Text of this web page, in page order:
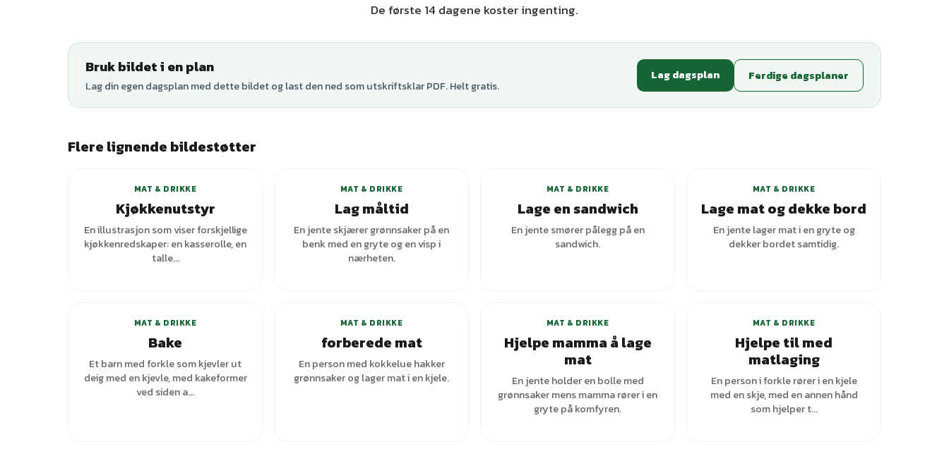
De første 14 dagene koster ingenting.
Bruk bildet i en plan
Lag din egen dagsplan med dette bildet og last den ned som utskriftsklar PDF. Helt gratis.
Lag dagsplan Ferdige dagsplaner
Flere lignende bildestøtter
MAT & DRIKKE
Kjøkkenutstyr
En illustrasjon som viser forskjellige
kjøkkenredskaper: en kasserolle, en
talle...
MAT & DRIKKE
Lag måltid
En jente skjærer grønnsaker på en
benk med en gryte og en visp i
nærheten.
MAT & DRIKKE
Lage en sandwich
En jente smører pålegg på en
sandwich.
MAT & DRIKKE
Lage mat og dekke bord
En jente lager mat i en gryte og
dekker bordet samtidig.
MAT & DRIKKE
Bake
Et barn med forkle som kjevler ut
deig med en kjevle, med kakeformer
ved siden a...
MAT & DRIKKE
forberede mat
En person med kokkelue hakker
grønnsaker og lager mat i en kjele.
MAT & DRIKKE
Hjelpe mamma å lage
mat
En jente holder en bolle med
grønnsaker mens mamma rører i en
gryte på komfyren.
MAT & DRIKKE
Hjelpe til med
matlaging
En person i forkle rører i en kjele
med en skje, med en annen hånd
som hjelper t...